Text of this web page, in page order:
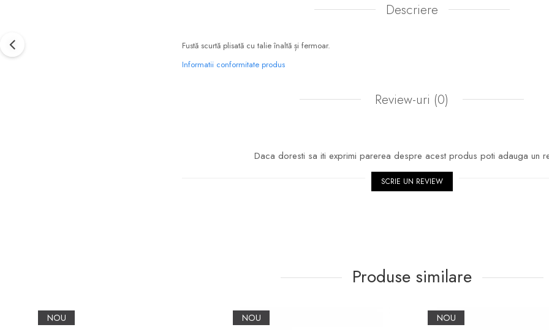
Descriere
Fustă scurtă plisată cu talie înaltă și fermoar.
Informatii conformitate produs
Review-uri (0)
Daca doresti sa iti exprimi parerea despre acest produs poti adauga un
SCRIE UN REVIEW
Produse similare
NOU NOU NOU